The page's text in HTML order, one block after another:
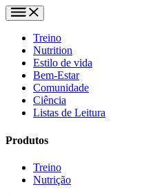
Treino
Nutrition
Estilo de vida
Bem-Estar
Comunidade
Ciência
Listas de Leitura
Produtos
Treino
Nutrição